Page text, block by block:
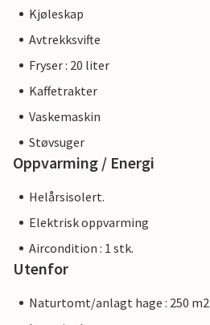
Kjøleskap
Avtrekksvifte
Fryser : 20 liter
Kaffetrakter
Vaskemaskin
Støvsuger
Oppvarming / Energi
Helårsisolert.
Elektrisk oppvarming
Aircondition : 1 stk.
Utenfor
Naturtomt/anlagt hage : 250 m2